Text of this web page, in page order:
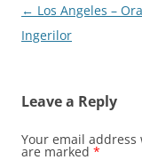
Post
navigation
← Los Angeles –
Ingerilor
Leave a Reply
Your email
are marked *